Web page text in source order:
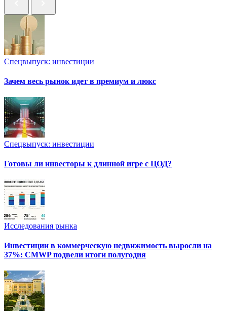
Спецвыпуск: инвестиции
Зачем весь рынок идет в премиум и люкс
Спецвыпуск: инвестиции
Готовы ли инвесторы к длинной игре с ЦОД?
Исследования рынка
Инвестиции в коммерческую недвижимость выросли на
37%: CMWP подвели итоги полугодия